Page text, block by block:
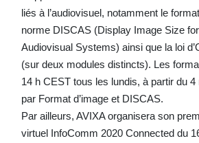
liés à l’audiovisuel, notamment le
norme DISCAS (Display Image Size
Audiovisual Systems) ainsi que la loi
(sur deux modules distincts). Les
14 h CEST tous les lundis, à partir du
par Format d’image et DISCAS.
Par ailleurs, AVIXA organisera son
virtuel InfoComm 2020 Connected du